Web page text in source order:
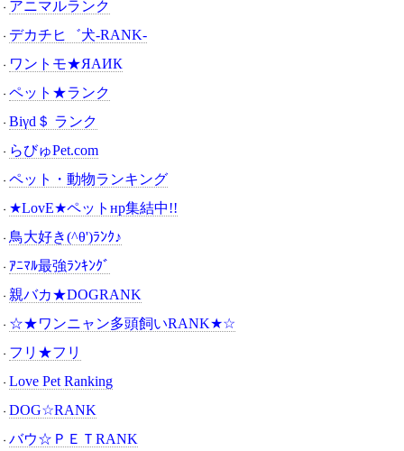
・ アニマルランク
・ デカチヒ゛犬-RANK-
・ ワントモ★ЯАИК
・ ペット★ランク
・ Βiγd＄ ランク
・ らびゅPet.com
・ ペット・動物ランキング
・ ★LovE★ペットнр集結中!!
・ 鳥大好き(^θ')ﾗﾝｸ♪
・ ｱﾆﾏﾙ最強ﾗﾝｷﾝｸﾞ
・ 親バカ★DOGRANK
・ ☆★ワンニャン多頭飼いRANK★☆
・ フリ★フリ
・ Love Pet Ranking
・ DOG☆RANK
・ バウ☆ＰＥＴRANK